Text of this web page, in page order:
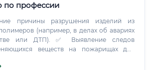
по профессии
причины разрушения изделий из
(например, в делах об авариях
или ДТП). ✅ Выявление следов
веществ на пожарищах для
чернил или тонера.